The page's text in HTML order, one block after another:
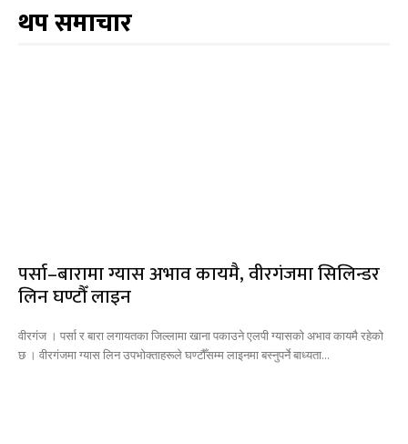
थप समाचार
पर्सा–बारामा ग्यास अभाव कायमै, वीरगंजमा सिलिन्डर
लिन घण्टौँ लाइन
वीरगंज । पर्सा र बारा लगायतका जिल्लामा खाना पकाउने एलपी ग्यासको अभाव कायमै रहेको
छ । वीरगंजमा ग्यास लिन उपभोक्ताहरूले घण्टौँसम्म लाइनमा बस्नुपर्ने बाध्यता...